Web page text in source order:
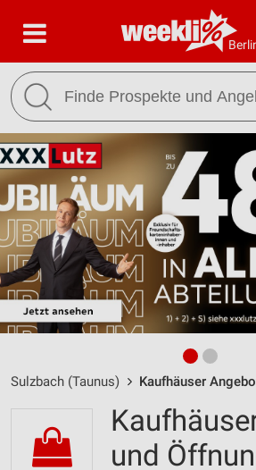
Sulzbach (Taunus) Kaufhäuser
und